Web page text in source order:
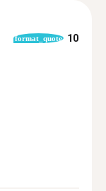
format_quote 10